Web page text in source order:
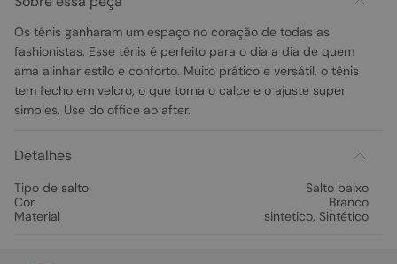
Os tênis ganharam um espaço no coração de todas as
fashionistas. Esse tênis é perfeito para o dia a dia de quem
ama alinhar estilo e conforto. Muito prático e versátil, o tênis
tem fecho em velcro, o que torna o calce e o ajuste super
simples. Use do office ao after.
Detalhes
Tipo de salto
Salto baixo
Cor
Branco
Material
sintetico, Sintético